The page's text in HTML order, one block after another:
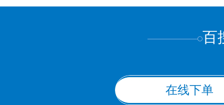
百
在线下单